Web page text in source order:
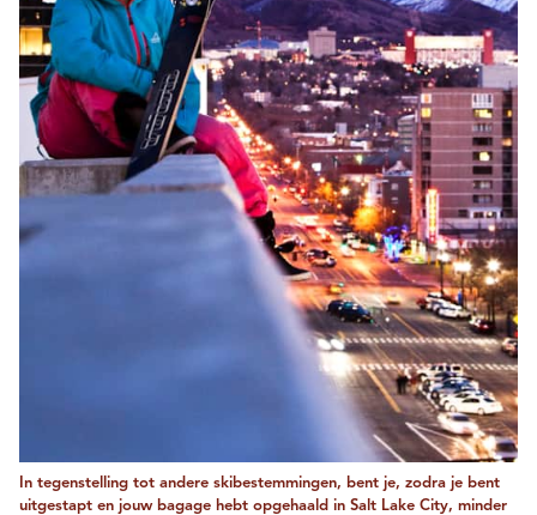
In tegenstelling tot andere skibestemmingen, bent je, zodra je bent
uitgestapt en jouw bagage hebt opgehaald in Salt Lake City, minder